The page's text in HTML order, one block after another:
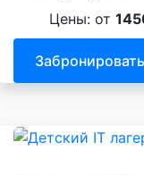
Цены: от
Забронировать